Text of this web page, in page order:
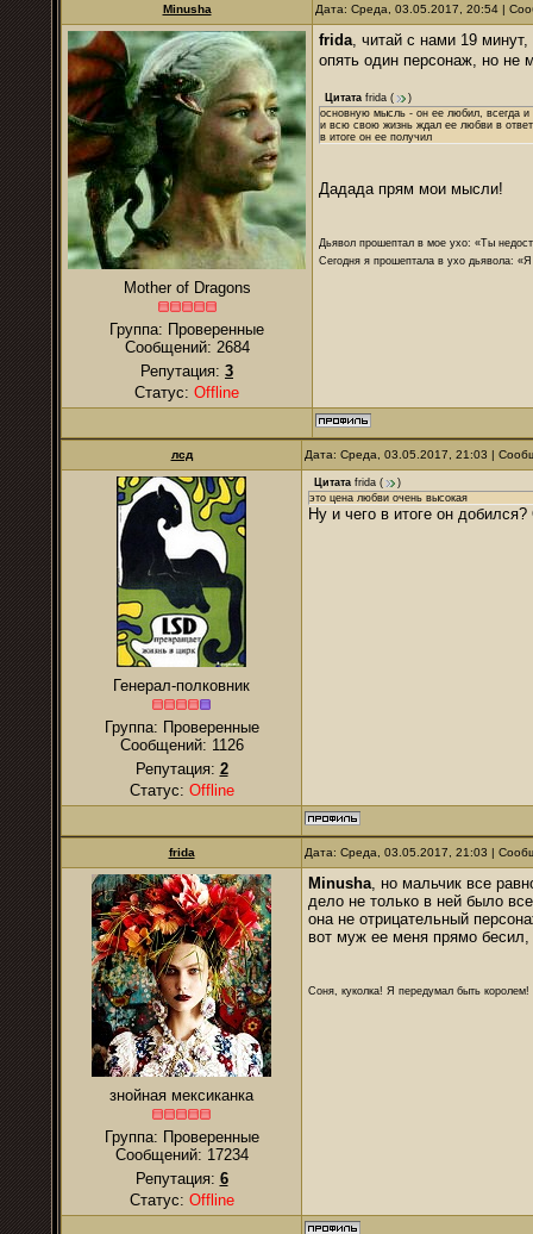
Minusha Дата: Среда, 03.05.2017, 20:54 |
Mother of Dragons
Группа: Проверенные
Сообщений: 2684
Репутация: 3
Статус: Offline
frida, читай с нами 19
опять один персонаж, но не
Цитата frida (
)
основную мысль - он ее любил, всегда и
и всю свою жизнь ждал ее любви в
в итоге он ее получил
Дадада прям мои мысли!
Дьявол прошептал в мое ухо: «Ты
Сегодня я прошептала в ухо дьявола:
лсд Дата: Среда, 03.05.2017, 21:03 |
Генерал-полковник
Группа: Проверенные
Сообщений: 1126
Репутация: 2
Статус: Offline
Цитата frida (
)
это цена любви очень высокая
Ну и чего в итоге он
frida Дата: Среда, 03.05.2017, 21:03 |
знойная мексиканка
Группа: Проверенные
Сообщений: 17234
Репутация: 6
Статус: Offline
Minusha, но мальчик все
дело не только в ней было
она не отрицательный
вот муж ее меня прямо
Соня, куколка! Я передумал быть